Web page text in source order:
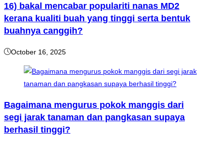
16) bakal mencabar populariti nanas MD2
kerana kualiti buah yang tinggi serta bentuk
buahnya canggih?
October 16, 2025
Bagaimana mengurus pokok manggis dari
segi jarak tanaman dan pangkasan supaya
berhasil tinggi?